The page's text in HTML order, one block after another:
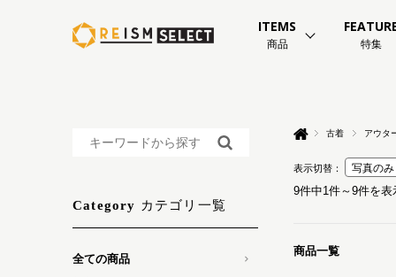
ITEMS
商品 特集
古着 アウタ
表示切替：
9件中1件～9件を表
商品一覧
Category カテゴリ一覧
全ての商品